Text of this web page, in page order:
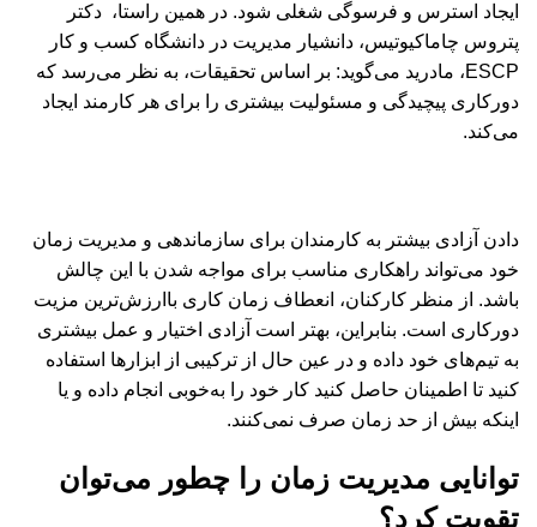
ایجاد استرس و فرسوگی شغلی شود. در همین راستا، دکتر
پتروس چاماکیوتیس، دانشیار مدیریت در دانشگاه کسب و کار
ESCP، مادرید می‌گوید: بر اساس تحقیقات، به نظر می‌رسد که
دورکاری پیچیدگی و مسئولیت بیشتری را برای هر کارمند ایجاد
می‌کند.
دادن آزادی بیشتر به کارمندان برای سازماندهی و مدیریت زمان
خود می‌تواند راهکاری مناسب برای مواجه شدن با این چالش
باشد. از منظر کارکنان، انعطاف زمان کاری باارزش‌ترین مزیت
دورکاری است. بنابراین، بهتر است آزادی اختیار و عمل بیشتری
به تیم‌های خود داده و در عین حال از ترکیبی از ابزارها استفاده
کنید تا اطمینان حاصل کنید کار خود را به‌خوبی انجام داده و یا
اینکه بیش از حد زمان صرف نمی‌کنند.
توانایی مدیریت زمان را چطور می‌توان
تقویت کرد؟